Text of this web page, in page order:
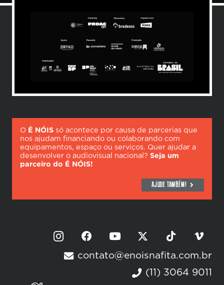
O É NÓIS só acontece por causa de parcerias que
nos ajudam financiando ou colaborando com
equipamentos, espaço ou serviços. Quer ajudar a
desenvolver o audiovisual nacional? Seja um
parceiro do É NÓIS!
AJUDE TAMBÉM!
contato@enoisnafita.com.br
(11) 3064 9011